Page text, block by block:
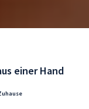
einer Hand